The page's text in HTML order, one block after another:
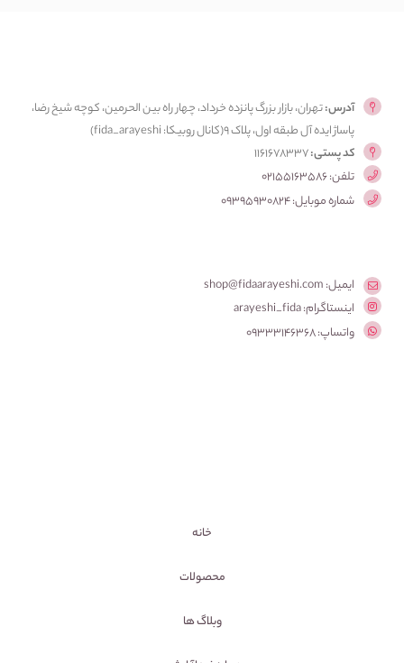
آدرس:تهران، بازار بزرگ پانزده خرداد، چهار راه بین الحرمین، کوچه شیخ رضا،
پاساژ ایده آل طبقه اول، پلاک ۹(کانال روبیکا: fida_arayeshi)
کد پستی:1161678337
تلفن: 02155163586
شماره موبایل: 09395930824
ایمیل: shop@fidaarayeshi.com
اینستاگرام: arayeshi_fida
واتساپ: 09333146368
خانه
محصولات
وبلاگ ها